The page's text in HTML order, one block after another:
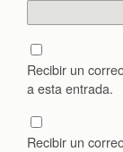
Recibir un
a esta entrada.
Recibir un